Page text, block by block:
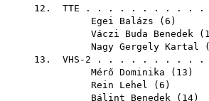
12. TTE . . . . . . . . . . . .
Egei Balázs ( 6
Váczi Buda Benedek (
Nagy Gergely Kartal (
13. VHS-2 . . . . . . . . . .
Mérő Dominika ( 13
Rein Lehel ( 6
Bálint Benedek ( 14